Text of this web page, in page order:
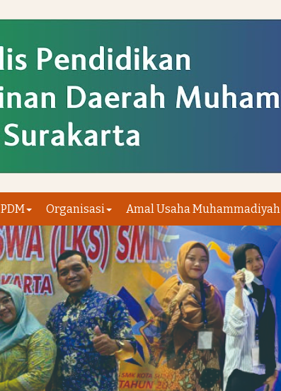
Organisasi Amal Usaha Muhammadiyah